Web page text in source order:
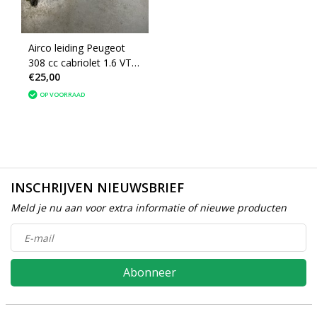
Airco leiding Peugeot
308 cc cabriolet 1.6 VTI
€25,00
OP VOORRAAD
INSCHRIJVEN NIEUWSBRIEF
Meld je nu aan voor extra informatie of nieuwe producten
Abonneer